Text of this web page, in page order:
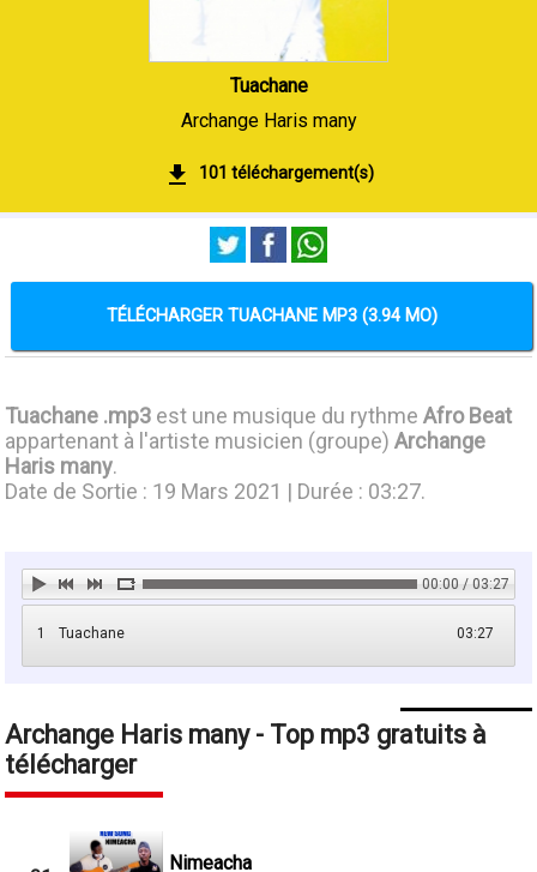
Tuachane
Archange Haris many
101 téléchargement(s)
TÉLÉCHARGER TUACHANE MP3 (3.94 MO)
Tuachane .mp3 est une musique du rythmeAfro Beat
appartenant à l'artiste musicien (groupe)Archange
Haris many.
Date de Sortie : 19 Mars 2021 | Durée : 03:27.
00:00 / 03:27
1 03:27
Tuachane
Archange Haris many - Top mp3 gratuits à
télécharger
Nimeacha